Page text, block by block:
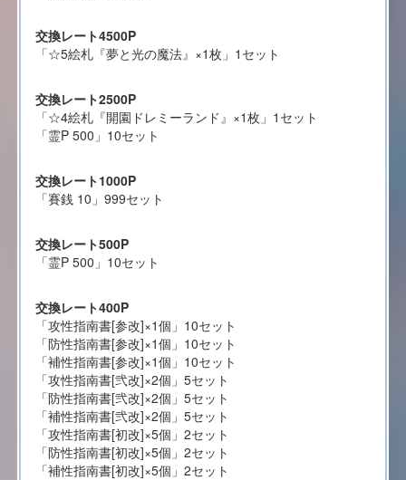
交換レート4500P
「☆5絵札『夢と光の魔法』×1枚」1セット
交換レート2500P
「☆4絵札『開園ドレミーランド』×1枚」1セット
「霊P 500」10セット
交換レート1000P
「賽銭 10」999セット
交換レート500P
「霊P 500」10セット
交換レート400P
「攻性指南書[参改]×1個」10セット
「防性指南書[参改]×1個」10セット
「補性指南書[参改]×1個」10セット
「攻性指南書[弐改]×2個」5セット
「防性指南書[弐改]×2個」5セット
「補性指南書[弐改]×2個」5セット
「攻性指南書[初改]×5個」2セット
「防性指南書[初改]×5個」2セット
「補性指南書[初改]×5個」2セット